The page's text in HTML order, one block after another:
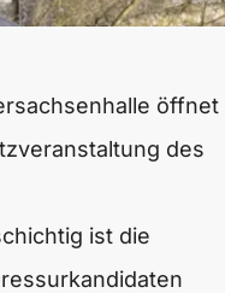
öffnet
des
ist die